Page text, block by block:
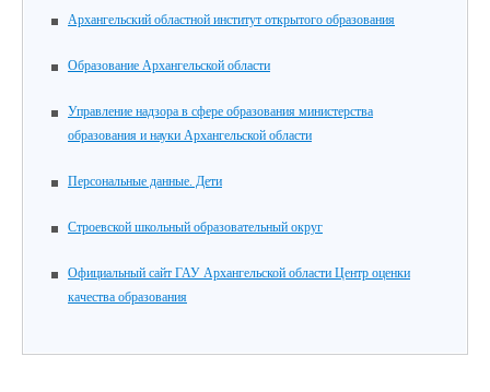
Архангельский областной институт открытого образования
Образование Архангельской области
Управление надзора в сфере образования министерства
образования и науки Архангельской области
Персональные данные. Дети
Строевской школьный образовательный округ
Официальный сайт ГАУ Архангельской области Центр оценки
качества образования